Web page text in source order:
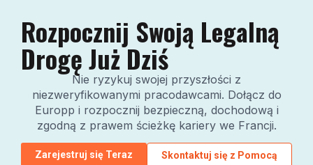
Rozpocznij Swoją Legalną
Drogę Już Dziś
Nie ryzykuj swojej przyszłości z
niezweryfikowanymi pracodawcami. Dołącz do
Europp i rozpocznij bezpieczną, dochodową i
zgodną z prawem ścieżkę kariery we Francji.
Zarejestruj się Teraz Skontaktuj się z Pomocą